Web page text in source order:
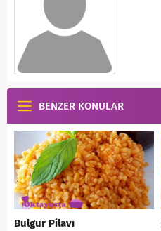
BENZER KONULAR
Bulgur Pilavı